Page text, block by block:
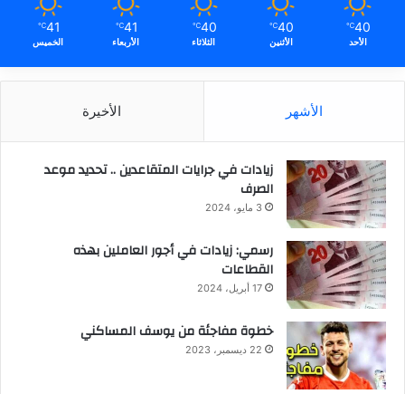
40
℃
الأحد
40
℃
الأثنين
40
℃
الثلاثاء
41
℃
الأربعاء
41
℃
الخميس
الأشهر الأخيرة
زيادات في جرايات المتقاعدين .. تحديد موعد
الصرف
3 مايو، 2024
رسمي: زيادات في أجور العاملين بهذه
القطاعات
17 أبريل، 2024
خطوة مفاجئة من يوسف المساكني
22 ديسمبر، 2023